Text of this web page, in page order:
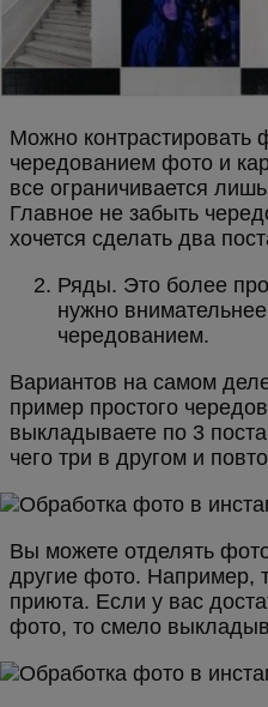
Можно контрастировать
чередованием фото и
все ограничивается
Главное не забыть
хочется сделать два
Ряды. Это более
нужно
чередованием.
Вариантов на самом
пример простого
выкладываете по 3
чего три в другом и
Вы можете отделять
другие фото. Например,
приюта. Если у вас
фото, то смело